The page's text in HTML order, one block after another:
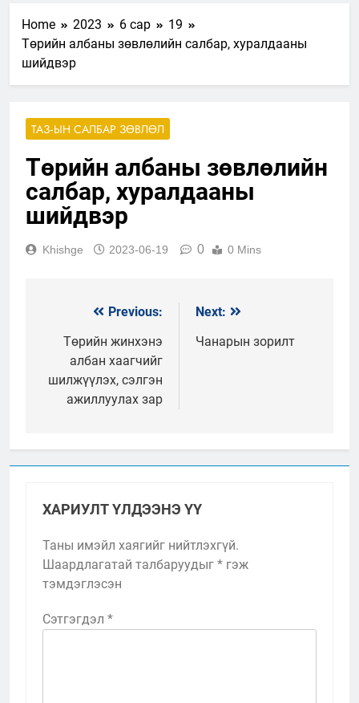
Home 2023 6 сар
19
Төрийн албаны зөвлөлийн салбар, хуралдааны
шийдвэр
ТАЗ-ЫН САЛБАР ЗӨВЛӨЛ
Төрийн албаны зөвлөлийн
салбар, хуралдааны
шийдвэр
Khishge 2023-06-19 0 0 Mins
Мэдээний
цэс
Previous:
Төрийн жинхэнэ
албан хаагчийг
шилжүүлэх, сэлгэн
ажиллуулах зар
Next:
Чанарын зорилт
ХАРИУЛТ ҮЛДЭЭНЭ ҮҮ
Таны имэйл хаягийг нийтлэхгүй.
Шаардлагатай талбаруудыг * гэж
тэмдэглэсэн
Сэтгэгдэл *